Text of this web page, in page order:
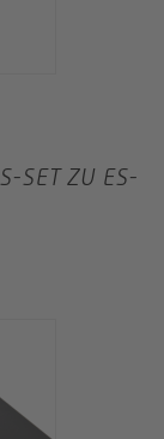
SET ZU ES-